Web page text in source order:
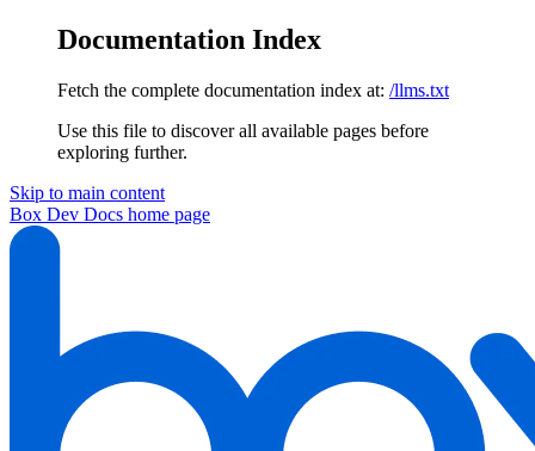
Documentation Index
Fetch the complete documentation index at: /llms.txt
Use this file to discover all available pages before
exploring further.
Skip to main content
Box Dev Docs home page